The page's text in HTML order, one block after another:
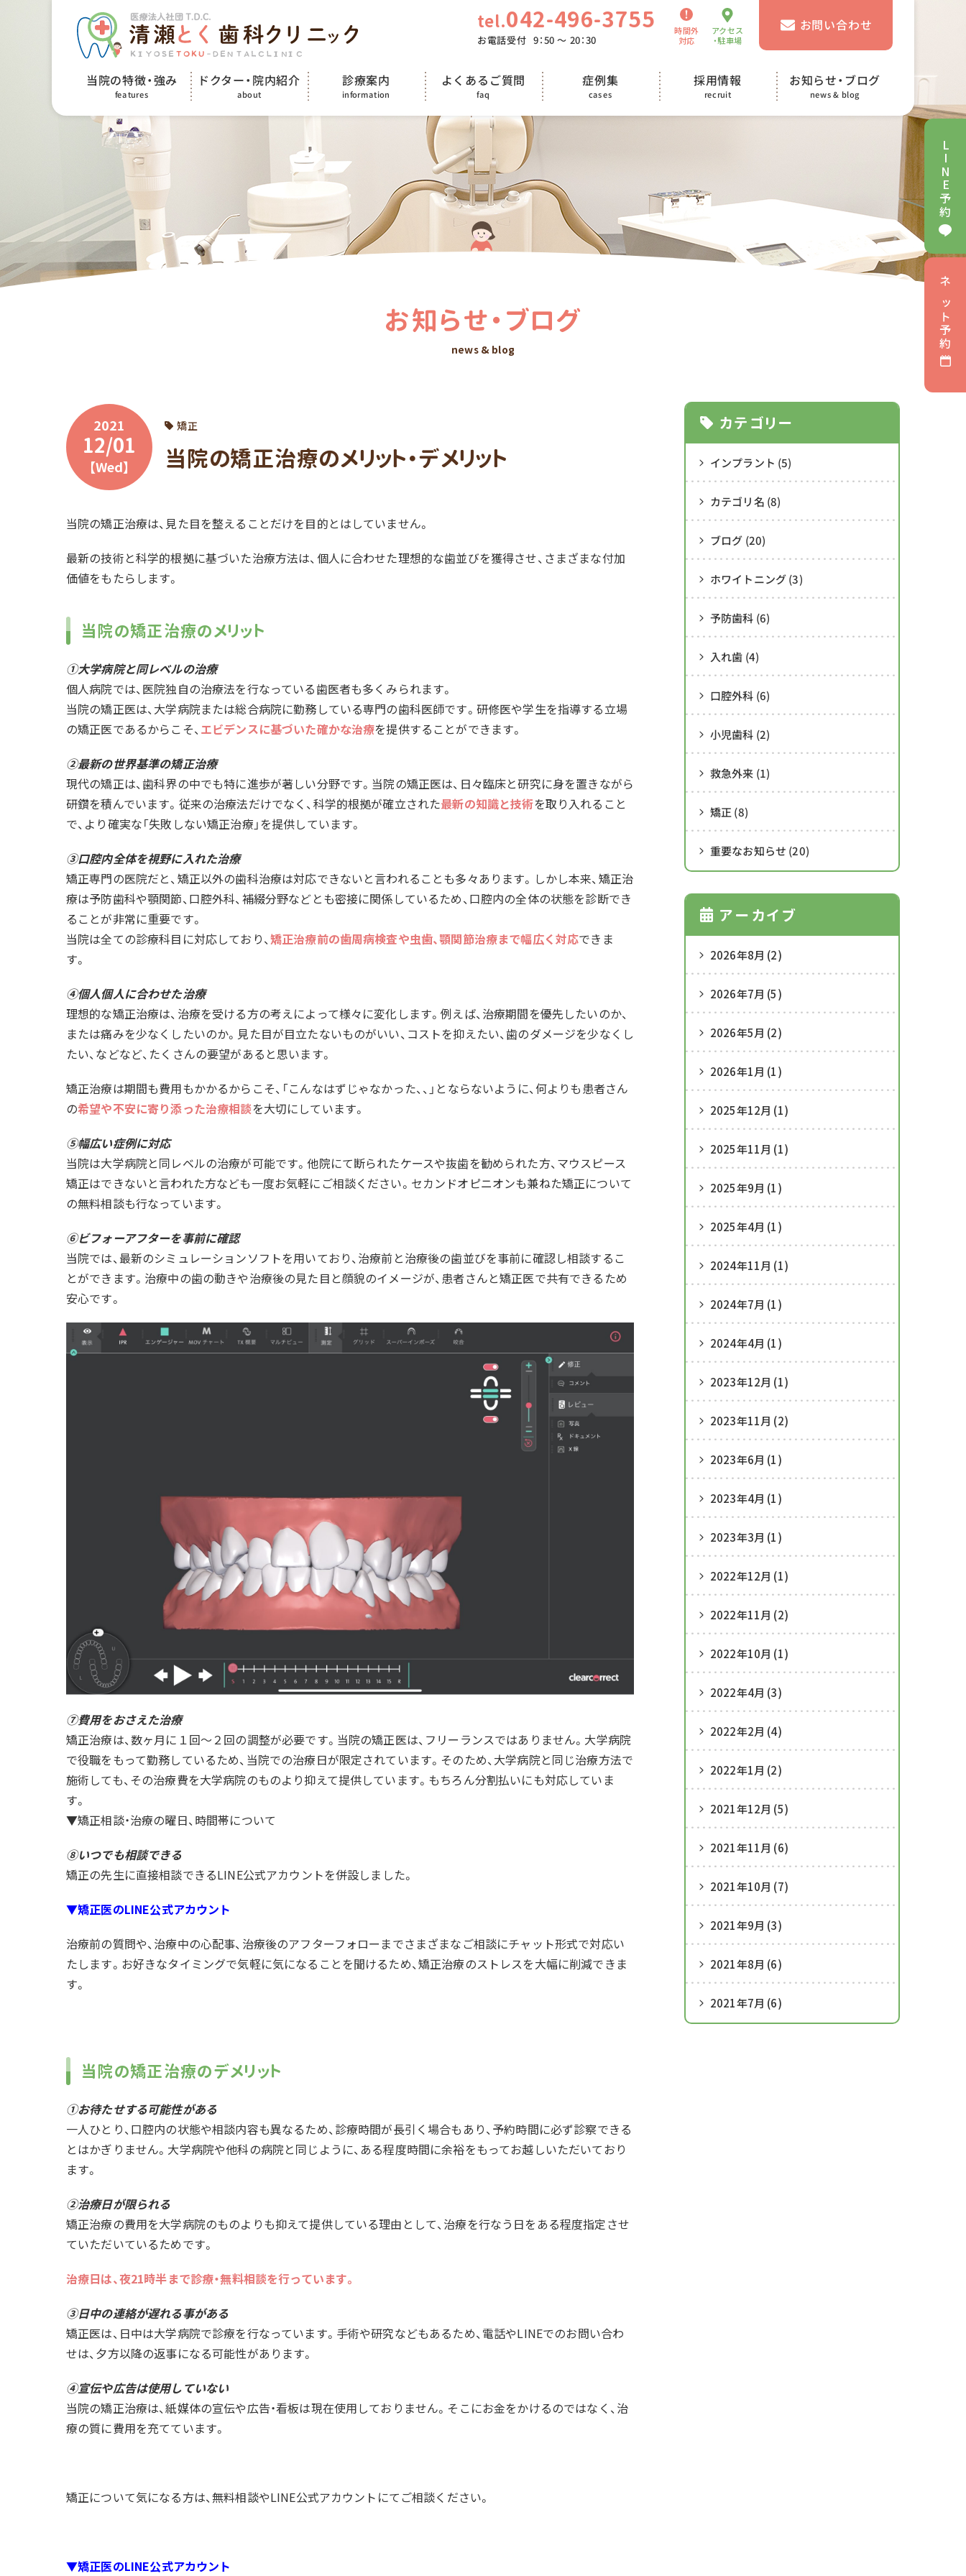
tel.042-496-3755
お電話受付 9：50 〜 20：30
時間外
対応
アクセス
・駐車場
お問い合わせ
当院の特徴・強み
features
ドクター・院内紹介
about
診療案内
information
よくあるご質問
faq
症例集
cases
採用情報
recruit
お知らせ・ブログ
news & blog
L
N
E
予
約
ネ
ッ
ト
予
約
お知らせ・ブログ
news & blog
2021
12/01
【Wed】
矯正
当院の矯正治療のメリット・デメリット
当院の矯正治療は、見た目を整えることだけを目的とはしていません。
最新の技術と科学的根拠に基づいた治療方法は、個人に合わせた理想的な歯並びを獲得させ、さまざまな付加
価値をもたらします。
当院の矯正治療のメリット
①大学病院と同レベルの治療
個人病院では、医院独自の治療法を行なっている歯医者も多くみられます。
当院の矯正医は、大学病院または総合病院に勤務している専門の歯科医師です。研修医や学生を指導する立場
の矯正医であるからこそ、 エビデンスに基づいた確かな治療を提供することができます。
②最新の世界基準の矯正治療
現代の矯正は、歯科界の中でも特に進歩が著しい分野です。当院の矯正医は、日々臨床と研究に身を置きながら
研鑽を積んでいます。従来の治療法だけでなく、科学的根拠が確立された最新の知識と技術を取り入れること
で、より確実な「失敗しない矯正治療」を提供しています。
③口腔内全体を視野に入れた治療
矯正専門の医院だと、矯正以外の歯科治療は対応できないと言われることも多々あります。しかし本来、矯正治
療は予防歯科や顎関節、口腔外科、補綴分野などとも密接に関係しているため、口腔内の全体の状態を診断でき
ることが非常に重要です。
当院は全ての診療科目に対応しており、矯正治療前の歯周病検査や虫歯、顎関節治療まで幅広く対応できま
す。
④個人個人に合わせた治療
理想的な矯正治療は、治療を受ける方の考えによって様々に変化します。例えば、治療期間を優先したいのか、
または痛みを少なくしたいのか。見た目が目立たないものがいい、コストを抑えたい、歯のダメージを少なくし
たい、などなど、たくさんの要望があると思います。
矯正治療は期間も費用もかかるからこそ、「こんなはずじゃなかった、、」とならないように、何よりも患者さん
の希望や不安に寄り添った治療相談を大切にしています。
⑤幅広い症例に対応
当院は大学病院と同レベルの治療が可能です。他院にて断られたケースや抜歯を勧められた方、マウスピース
矯正はできないと言われた方なども一度お気軽にご相談ください。セカンドオピニオンも兼ねた矯正について
の無料相談も行なっています。
⑥ビフォーアフターを事前に確認
当院では、最新のシミュレーションソフトを用いており、治療前と治療後の歯並びを事前に確認し相談するこ
とができます。治療中の歯の動きや治療後の見た目と顔貌のイメージが、患者さんと矯正医で共有できるため
安心です。
⑦費用をおさえた治療
矯正治療は、数ヶ月に１回〜２回の調整が必要です。当院の矯正医は、フリーランスではありません。大学病院
で役職をもって勤務しているため、当院での治療日が限定されています。そのため、大学病院と同じ治療方法で
施術しても、その治療費を大学病院のものより抑えて提供しています。もちろん分割払いにも対応していま
す。
︎▼矯正相談・治療の曜日、時間帯について
⑧いつでも相談できる
矯正の先生に直接相談できるLINE公式アカウントを併設しました。
▼矯正医のLINE公式アカウント
治療前の質問や、治療中の心配事、治療後のアフターフォローまでさまざまなご相談にチャット形式で対応い
たします。お好きなタイミングで気軽に気になることを聞けるため、矯正治療のストレスを大幅に削減できま
す。
当院の矯正治療のデメリット
①お待たせする可能性がある
一人ひとり、口腔内の状態や相談内容も異なるため、診療時間が長引く場合もあり、予約時間に必ず診察できる
とはかぎりません。大学病院や他科の病院と同じように、ある程度時間に余裕をもってお越しいただいており
ます。
②治療日が限られる
矯正治療の費用を大学病院のものよりも抑えて提供している理由として、治療を行なう日をある程度指定させ
ていただいているためです。
治療日は、夜21時半まで診療・無料相談を行っています。
③日中の連絡が遅れる事がある
矯正医は、日中は大学病院で診療を行なっています。手術や研究などもあるため、電話やLINEでのお問い合わ
せは、夕方以降の返事になる可能性があります。
④宣伝や広告は使用していない
当院の矯正治療は、紙媒体の宣伝や広告・看板は現在使用しておりません。そこにお金をかけるのではなく、治
療の質に費用を充てています。
矯正について気になる方は、無料相談やLINE公式アカウントにてご相談ください。
▼矯正医のLINE公式アカウント
カテゴリー
インプラント (5)
カテゴリ名 (8)
ブログ (20)
ホワイトニング (3)
予防歯科 (6)
入れ歯 (4)
口腔外科 (6)
小児歯科 (2)
救急外来 (1)
矯正 (8)
重要なお知らせ (20)
アーカイブ
2026年8月 (2)
2026年7月 (5)
2026年5月 (2)
2026年1月 (1)
2025年12月 (1)
2025年11月 (1)
2025年9月 (1)
2025年4月 (1)
2024年11月 (1)
2024年7月 (1)
2024年4月 (1)
2023年12月 (1)
2023年11月 (2)
2023年6月 (1)
2023年4月 (1)
2023年3月 (1)
2022年12月 (1)
2022年11月 (2)
2022年10月 (1)
2022年4月 (3)
2022年2月 (4)
2022年1月 (2)
2021年12月 (5)
2021年11月 (6)
2021年10月 (7)
2021年9月 (3)
2021年8月 (6)
2021年7月 (6)